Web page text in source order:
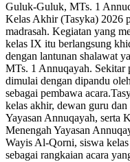
Guluk-Guluk, MTs. 1
Kelas Akhir (Tasyka) 2026
madrasah. Kegiatan yang
kelas IX itu berlangsung
dengan lantunan shalawat
MTs. 1 Annuqayah.
dimulai dengan dipandu
sebagai pembawa
kelas akhir, dewan guru
Yayasan Annuqayah, serta
Menengah Yayasan
Wayis Al-Qorni, siswa
sebagai rangkaian acara